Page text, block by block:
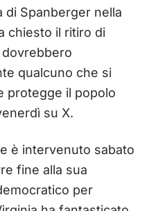
di Spanberger nella
chiesto il ritiro di
qualcuno che si
protegge il popolo
su X.
è intervenuto sabato
fine alla sua
per